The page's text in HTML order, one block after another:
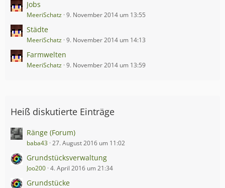
Jobs
MeeriSchatz 9. November 2014 um 13:55
Städte
MeeriSchatz 9. November 2014 um 14:13
Farmwelten
MeeriSchatz 9. November 2014 um 13:59
Heiß diskutierte Einträge
Ränge (Forum)
baba43 27. August 2016 um 11:02
Grundstücksverwaltung
Joo200 4. April 2016 um 21:34
Grundstücke